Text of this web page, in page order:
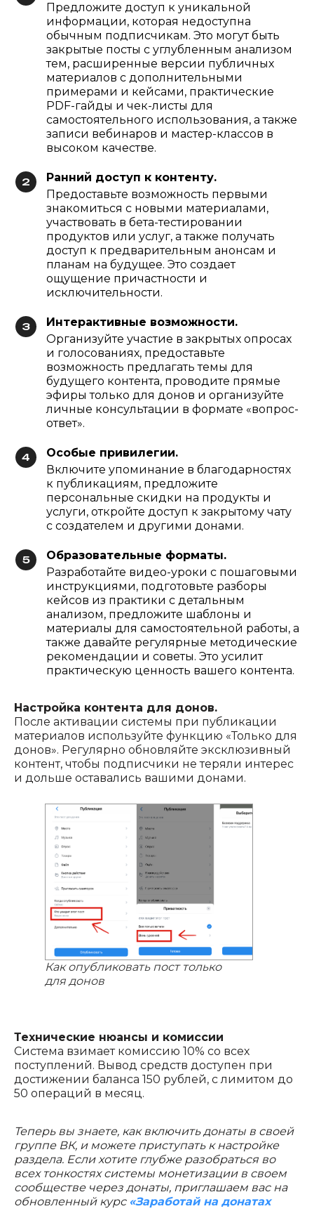
Предложите доступ к уникальной
информации, которая недоступна
обычным подписчикам. Это могут быть
закрытые посты с углубленным анализом
тем, расширенные версии публичных
материалов с дополнительными
примерами и кейсами, практические
PDF-гайды и чек-листы для
самостоятельного использования, а также
записи вебинаров и мастер-классов в
высоком качестве.
Ранний доступ к контенту.
Предоставьте возможность первыми
знакомиться с новыми материалами,
участвовать в бета-тестировании
продуктов или услуг, а также получать
доступ к предварительным анонсам и
планам на будущее. Это создает
ощущение причастности и
исключительности.
Интерактивные возможности.
Организуйте участие в закрытых опросах
и голосованиях, предоставьте
возможность предлагать темы для
будущего контента, проводите прямые
эфиры только для донов и организуйте
личные консультации в формате «вопрос-
ответ».
Особые привилегии.
Включите упоминание в благодарностях
к публикациям, предложите
персональные скидки на продукты и
услуги, откройте доступ к закрытому чату
с создателем и другими донами.
Образовательные форматы.
Разработайте видео-уроки с пошаговыми
инструкциями, подготовьте разборы
кейсов из практики с детальным
анализом, предложите шаблоны и
материалы для самостоятельной работы, а
также давайте регулярные методические
рекомендации и советы. Это усилит
практическую ценность вашего контента.
Настройка контента для донов.
После активации системы при публикации
материалов используйте функцию «Только для
донов». Регулярно обновляйте эксклюзивный
контент, чтобы подписчики не теряли интерес
и дольше оставались вашими донами.
Как опубликовать пост только
для донов
Технические нюансы и комиссии
Система взимает комиссию 10% со всех
поступлений. Вывод средств доступен при
достижении баланса 150 рублей, с лимитом до
50 операций в месяц.
Теперь вы знаете, как включить донаты в своей
группе ВК, и можете приступать к настройке
раздела. Если хотите глубже разобраться во
всех тонкостях системы монетизации в своем
сообществе через донаты, приглашаем вас на
обновленный курс «Заработай на донатах